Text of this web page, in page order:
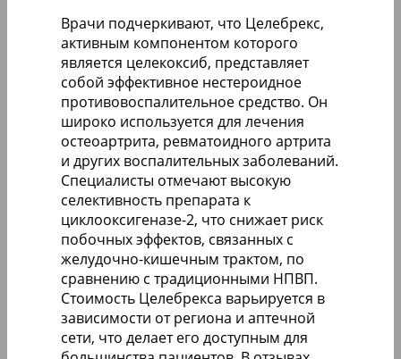
Врачи подчеркивают, что Целебрекс,
активным компонентом которого
является целекоксиб, представляет
собой эффективное нестероидное
противовоспалительное средство. Он
широко используется для лечения
остеоартрита, ревматоидного артрита
и других воспалительных заболеваний.
Специалисты отмечают высокую
селективность препарата к
циклооксигеназе-2, что снижает риск
побочных эффектов, связанных с
желудочно-кишечным трактом, по
сравнению с традиционными НПВП.
Стоимость Целебрекса варьируется в
зависимости от региона и аптечной
сети, что делает его доступным для